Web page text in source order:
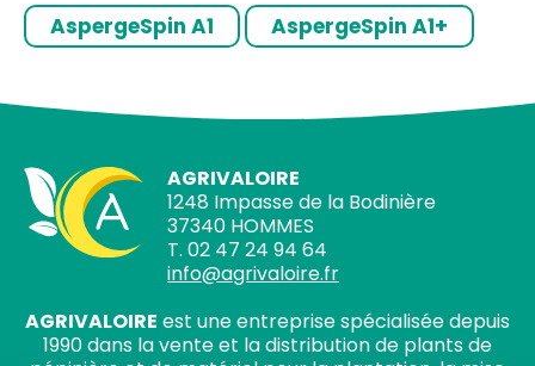
AspergeSpin A1 AspergeSpin A1+
AGRIVALOIRE
1248 Impasse de la Bodinière
37340 HOMMES
T. 02 47 24 94 64
info@agrivaloire.fr
AGRIVALOIRE est une entreprise spécialisée depuis
1990 dans la vente et la distribution de plants de